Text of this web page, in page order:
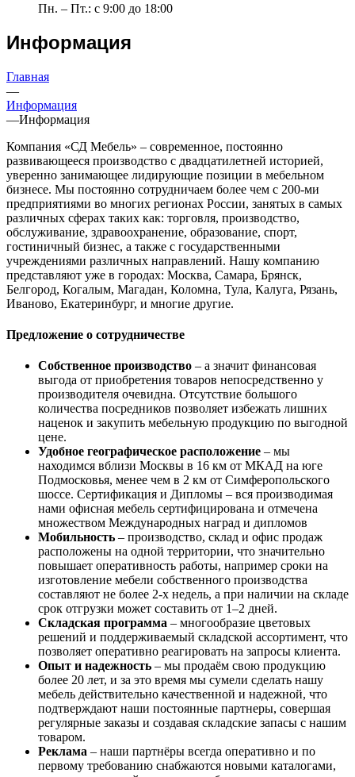
Пн. – Пт.: с 9:00 до 18:00
Информация
Главная
—
Информация
—Информация
Компания «СД Мебель» – современное, постоянно
развивающееся производство с двадцатилетней историей,
уверенно занимающее лидирующие позиции в мебельном
бизнесе. Мы постоянно сотрудничаем более чем с 200-ми
предприятиями во многих регионах России, занятых в самых
различных сферах таких как: торговля, производство,
обслуживание, здравоохранение, образование, спорт,
гостиничный бизнес, а также с государственными
учреждениями различных направлений. Нашу компанию
представляют уже в городах: Москва, Самара, Брянск,
Белгород, Когалым, Магадан, Коломна, Тула, Калуга, Рязань,
Иваново, Екатеринбург, и многие другие.
Предложение о сотрудничестве
Собственное производство – а значит финансовая
выгода от приобретения товаров непосредственно у
производителя очевидна. Отсутствие большого
количества посредников позволяет избежать лишних
наценок и закупить мебельную продукцию по выгодной
цене.
Удобное географическое расположение – мы
находимся вблизи Москвы в 16 км от МКАД на юге
Подмосковья, менее чем в 2 км от Симферопольского
шоссе. Сертификация и Дипломы – вся производимая
нами офисная мебель сертифицирована и отмечена
множеством Международных наград и дипломов
Мобильность – производство, склад и офис продаж
расположены на одной территории, что значительно
повышает оперативность работы, например сроки на
изготовление мебели собственного производства
составляют не более 2-х недель, а при наличии на складе
срок отгрузки может составить от 1–2 дней.
Складская программа – многообразие цветовых
решений и поддерживаемый складской ассортимент, что
позволяет оперативно реагировать на запросы клиента.
Опыт и надежность – мы продаём свою продукцию
более 20 лет, и за это время мы сумели сделать нашу
мебель действительно качественной и надежной, что
подтверждают наши постоянные партнеры, совершая
регулярные заказы и создавая складские запасы с нашим
товаром.
Реклама – наши партнёры всегда оперативно и по
первому требованию снабжаются новыми каталогами,